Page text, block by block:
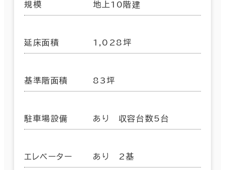
規模 地上10階建
延床面積 1,028坪
基準階面積 83坪
駐車場設備 あり 収容台数5台
エレベーター あり 2基